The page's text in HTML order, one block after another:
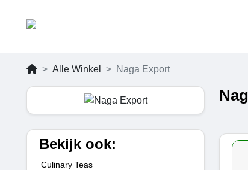
Alle Winkel Naga Export
Bekijk ook:
Culinary Teas